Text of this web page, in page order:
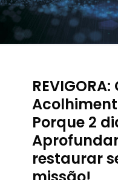
Porque 2
restaurar